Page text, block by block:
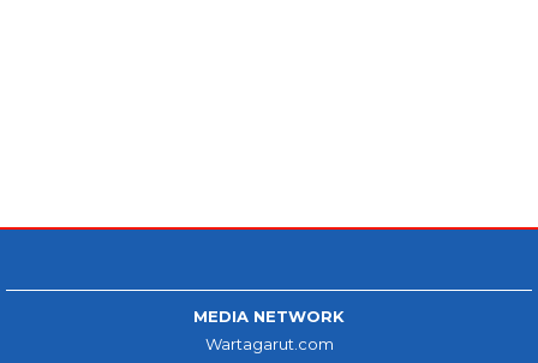
MEDIA NETWORK
Wartagarut.com